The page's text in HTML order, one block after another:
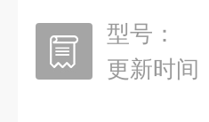
型号：
更新时间